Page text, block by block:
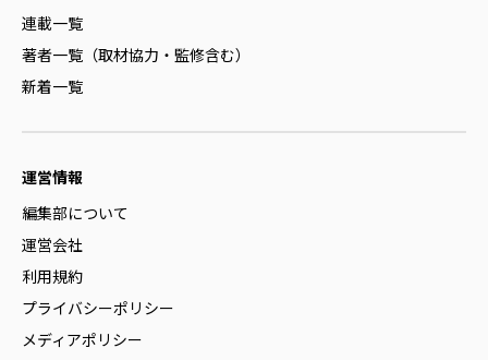
連載一覧
著者一覧（取材協力・監修含む）
新着一覧
運営情報
編集部について
運営会社
利用規約
プライバシーポリシー
メディアポリシー